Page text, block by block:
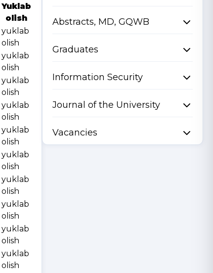
Yuklab
olish
yuklab
olish
yuklab
olish
yuklab
olish
yuklab
olish
yuklab
olish
yuklab
olish
yuklab
olish
yuklab
olish
yuklab
olish
yuklab
olish
Abstracts, MD, GQWB
Graduates
Information Security
Journal of the University
Vacancies